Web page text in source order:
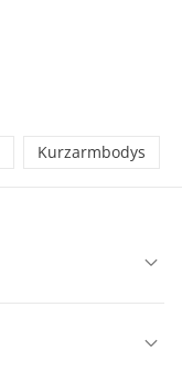
Kurzarmbodys